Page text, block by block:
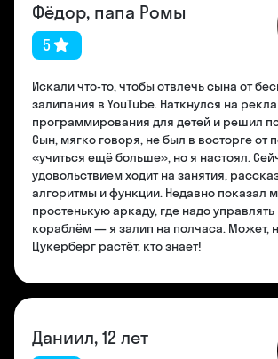
Фёдор, папа Ромы
5
Искали что-то, чтобы отвлечь сына от
залипания в YouTube. Наткнулся на
программирования для детей и решил
Сын, мягко говоря, не был в восторге от
«учиться ещё больше», но я настоял.
удовольствием ходит на занятия,
алгоритмы и функции. Недавно показал
простенькую аркаду, где надо
кораблём — я залип на полчаса. Может,
Цукерберг растёт, кто знает!
Даниил, 12 лет